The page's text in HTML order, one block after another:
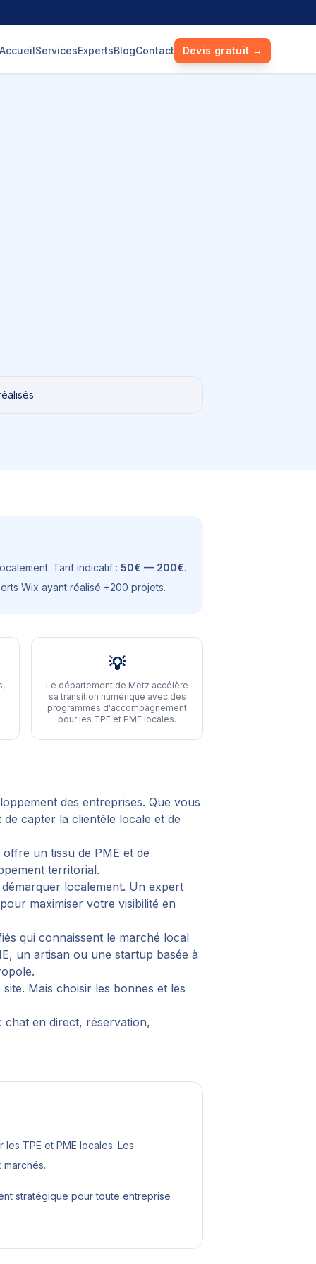
AccueilServicesExpertsBlogContact Devis gratuit →
Tarif indicatif : 50€ — 200€.
Wix ayant réalisé +200 projets.
💡
Le département de Metz accélère
sa transition numérique avec des
programmes d'accompagnement
pour les TPE et PME locales.
des entreprises. Que vous
capter la clientèle locale et de
un tissu de PME et de
territorial.
localement. Un expert
maximiser votre visibilité en
qui connaissent le marché local
un artisan ou une startup basée à
Mais choisir les bonnes et les
chat en direct, réservation,
TPE et PME locales. Les
stratégique pour toute entreprise